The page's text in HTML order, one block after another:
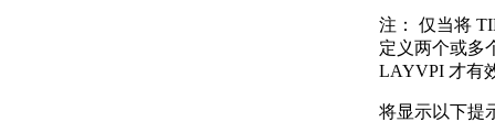
注：
仅当将
定义两个或多
LAYVPI 才有
将显示以下提